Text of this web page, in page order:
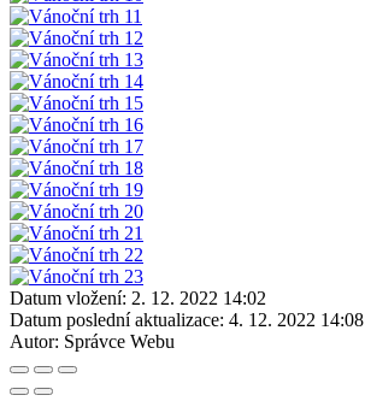
Datum vložení: 2. 12. 2022 14:02
Datum poslední aktualizace: 4. 12. 2022 14:08
Autor: Správce Webu